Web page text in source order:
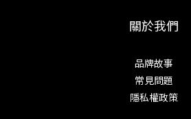
關於我們
品牌故事
常見問題
隱私權政策